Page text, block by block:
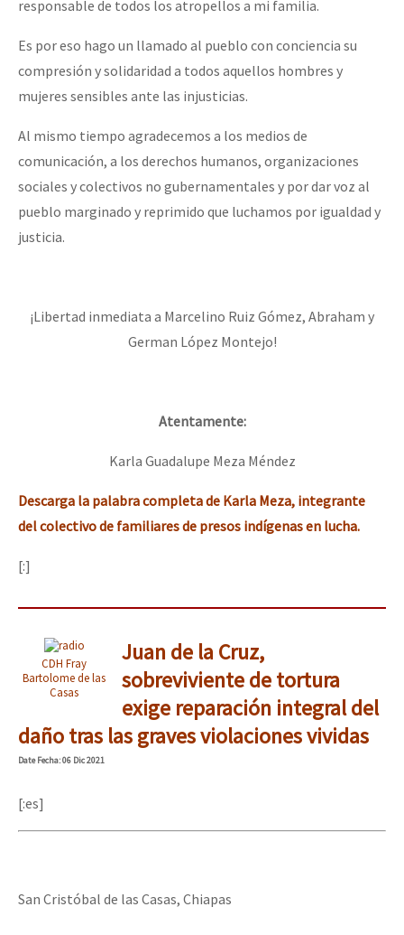
responsable de todos los atropellos a mi familia.
Es por eso hago un llamado al pueblo con conciencia su
compresión y solidaridad a todos aquellos hombres y
mujeres sensibles ante las injusticias.
Al mismo tiempo agradecemos a los medios de
comunicación, a los derechos humanos, organizaciones
sociales y colectivos no gubernamentales y por dar voz al
pueblo marginado y reprimido que luchamos por igualdad y
justicia.
¡Libertad inmediata a Marcelino Ruiz Gómez, Abraham y
German López Montejo!
Atentamente:
Karla Guadalupe Meza Méndez
Descarga la palabra completa de Karla Meza, integrante
del colectivo de familiares de presos indígenas en lucha.
[:]
CDH Fray
Bartolome de las
Casas
Juan de la Cruz,
sobreviviente de tortura
exige reparación integral del
daño tras las graves violaciones vividas
DateFecha: 06 Dic 2021
[:es]
San Cristóbal de las Casas, Chiapas